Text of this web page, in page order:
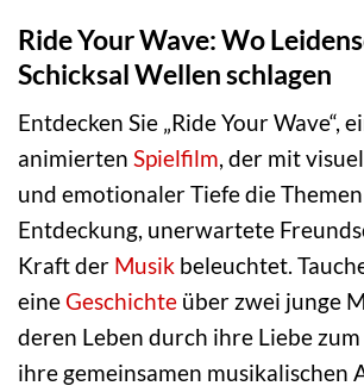
Ride Your Wave: Wo
Schicksal Wellen schlagen
Entdecken Sie „Ride Your Wave“,
animierten Spielfilm, der mit
und emotionaler Tiefe die
Entdeckung, unerwartete
Kraft der Musik beleuchtet.
eineGeschichte über zwei junge
deren Leben durch ihre Liebe
ihre gemeinsamen musikalischen